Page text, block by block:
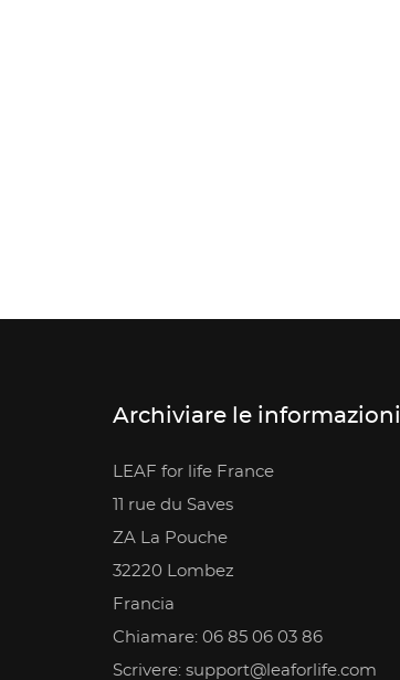
Archiviare le informazioni
LEAF for life France
11 rue du Saves
ZA La Pouche
32220 Lombez
Francia
Chiamare: 06 85 06 03 86
Scrivere: support@leaforlife.com